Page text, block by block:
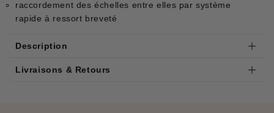
raccordement des échelles entre elles par système
rapide à ressort breveté
Description
Livraisons & Retours